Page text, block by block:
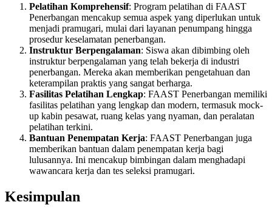
Pelatihan Komprehensif: Program pelatihan di FAAST
Penerbangan mencakup semua aspek yang diperlukan untuk
menjadi pramugari, mulai dari layanan penumpang hingga
prosedur keselamatan penerbangan.
Instruktur Berpengalaman: Siswa akan dibimbing oleh
instruktur berpengalaman yang telah bekerja di industri
penerbangan. Mereka akan memberikan pengetahuan dan
keterampilan praktis yang sangat berharga.
Fasilitas Pelatihan Lengkap: FAAST Penerbangan memiliki
fasilitas pelatihan yang lengkap dan modern, termasuk mock-
up kabin pesawat, ruang kelas yang nyaman, dan peralatan
pelatihan terkini.
Bantuan Penempatan Kerja: FAAST Penerbangan juga
memberikan bantuan dalam penempatan kerja bagi
lulusannya. Ini mencakup bimbingan dalam menghadapi
wawancara kerja dan tes seleksi pramugari.
Kesimpulan